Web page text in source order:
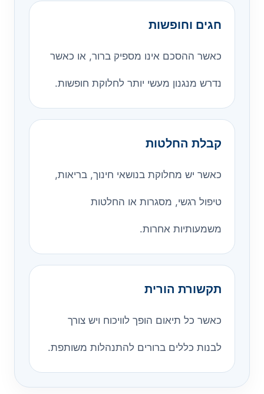
חגים וחופשות
כאשר ההסכם אינו מספיק ברור, או כאשר
נדרש מנגנון מעשי יותר לחלוקת חופשות.
קבלת החלטות
כאשר יש מחלוקת בנושאי חינוך, בריאות,
טיפול רגשי, מסגרות או החלטות
משמעותיות אחרות.
תקשורת הורית
כאשר כל תיאום הופך לוויכוח ויש צורך
לבנות כללים ברורים להתנהלות משותפת.